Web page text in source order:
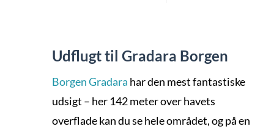
Udflugt til Gradara Borgen
Borgen Gradara har den mest fantastiske
udsigt – her 142 meter over havets
overflade kan du se hele området, og på en